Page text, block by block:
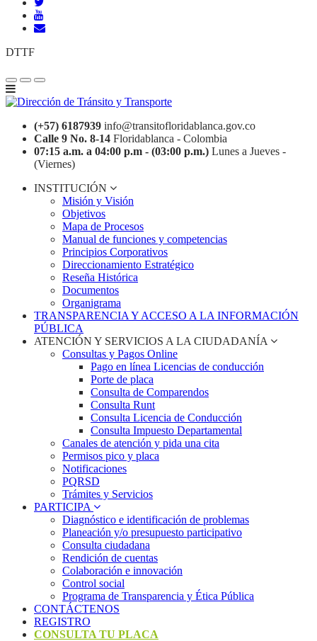
DTTF
(+57) 6187939 info@transitofloridablanca.gov.co
Calle 9 No. 8-14 Floridablanca - Colombia
07:15 a.m. a 04:00 p.m - (03:00 p.m.) Lunes a Jueves -
(Viernes)
INSTITUCIÓN
Misión y Visión
Objetivos
Mapa de Procesos
Manual de funciones y competencias
Principios Corporativos
Direccionamiento Estratégico
Reseña Histórica
Documentos
Organigrama
TRANSPARENCIA Y ACCESO A LA INFORMACIÓN
PÚBLICA
ATENCIÓN Y SERVICIOS A LA CIUDADANÍA
Consultas y Pagos Online
Pago en línea Licencias de conducción
Porte de placa
Consulta de Comparendos
Consulta Runt
Consulta Licencia de Conducción
Consulta Impuesto Departamental
Canales de atención y pida una cita
Permisos pico y placa
Notificaciones
PQRSD
Trámites y Servicios
PARTICIPA
Diagnóstico e identificación de problemas
Planeación y/o presupuesto participativo​
Consulta ciudadana
Rendición de cuentas
Colaboración e innovación
Control social
Programa de Transparencia y Ética Pública
CONTÁCTENOS
REGISTRO
CONSULTA TU PLACA